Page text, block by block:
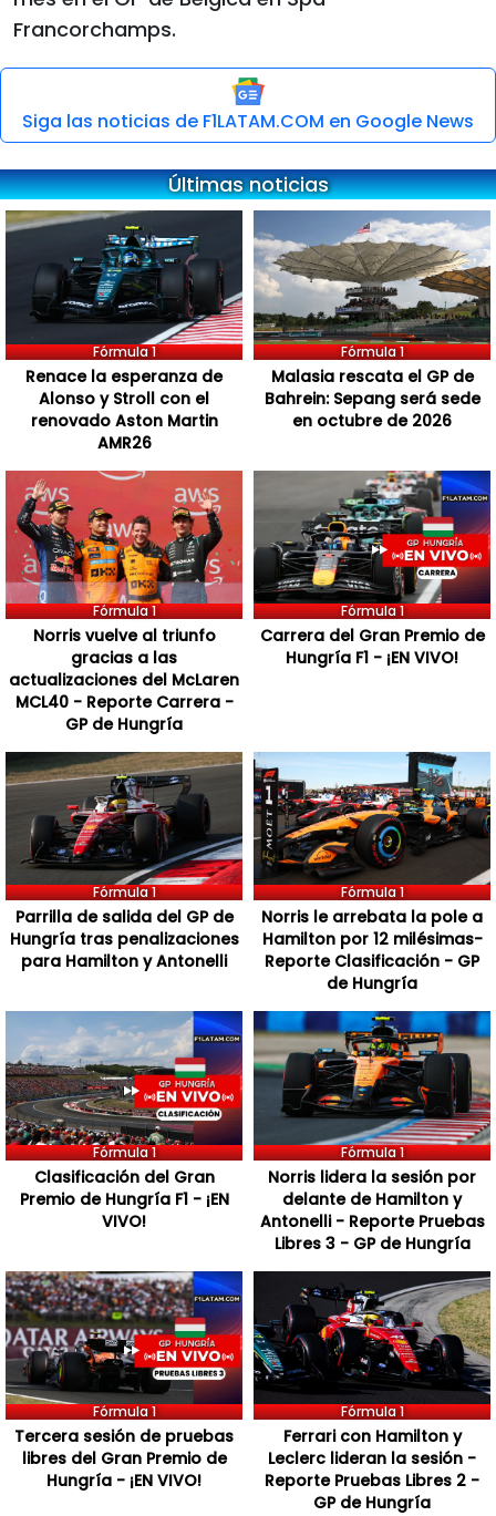
Francorchamps.
Siga las noticias de F1LATAM.COM en Google News
Últimas noticias
Fórmula 1
Renace la esperanza de
Alonso y Stroll con el
renovado Aston Martin
AMR26
Fórmula 1
Malasia rescata el GP de
Bahrein: Sepang será sede
en octubre de 2026
Fórmula 1
Norris vuelve al triunfo
gracias a las
actualizaciones del McLaren
MCL40 - Reporte Carrera -
GP de Hungría
Fórmula 1
Carrera del Gran Premio de
Hungría F1 - ¡EN VIVO!
Fórmula 1
Parrilla de salida del GP de
Hungría tras penalizaciones
para Hamilton y Antonelli
Fórmula 1
Norris le arrebata la pole a
Hamilton por 12 milésimas-
Reporte Clasificación - GP
de Hungría
Fórmula 1
Clasificación del Gran
Premio de Hungría F1 - ¡EN
VIVO!
Fórmula 1
Norris lidera la sesión por
delante de Hamilton y
Antonelli - Reporte Pruebas
Libres 3 - GP de Hungría
Fórmula 1
Tercera sesión de pruebas
libres del Gran Premio de
Hungría - ¡EN VIVO!
Fórmula 1
Ferrari con Hamilton y
Leclerc lideran la sesión -
Reporte Pruebas Libres 2 -
GP de Hungría